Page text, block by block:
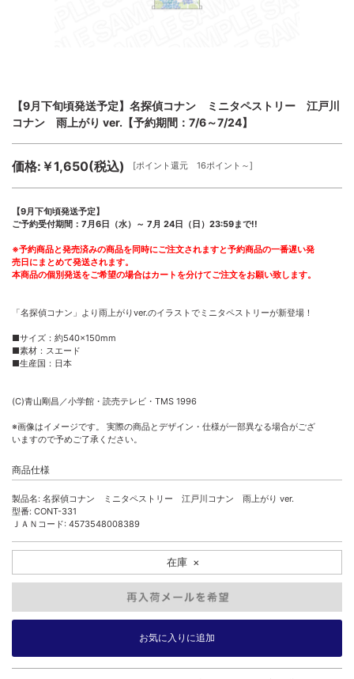
【9月下旬頃発送予定】名探偵コナン ミニタペストリー 江戸川
コナン 雨上がり ver.【予約期間：7/6～7/24】
価格:￥1,650(税込) [ポイント還元 16ポイント～]
【9月下旬頃発送予定】
ご予約受付期間：7月6日（水）～ 7月 24日（日）23:59まで!!
※予約商品と発売済みの商品を同時にご注文されますと予約商品の一番遅い発
売日にまとめて発送されます。
本商品の個別発送をご希望の場合はカートを分けてご注文をお願い致します。
「名探偵コナン」より雨上がりver.のイラストでミニタペストリーが新登場！
■サイズ：約540×150mm
■素材：スエード
■生産国：日本
(C)青山剛昌／小学館・読売テレビ・TMS 1996
※画像はイメージです。 実際の商品とデザイン・仕様が一部異なる場合がござ
いますので予めご了承ください。
商品仕様
製品名: 名探偵コナン ミニタペストリー 江戸川コナン 雨上がり ver.
型番: CONT-331
ＪＡＮコード: 4573548008389
在庫 ×